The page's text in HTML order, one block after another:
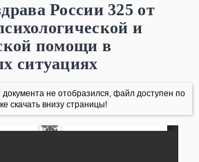
России 325 от
и
помощи в
ситуациях
документа не отобразился, файл доступен по
скачать внизу страницы!